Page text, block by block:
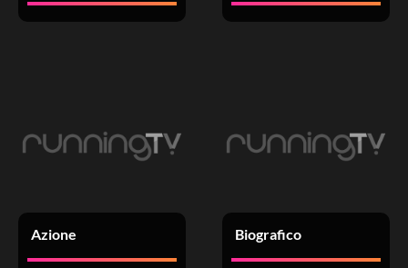
Azione Biografico